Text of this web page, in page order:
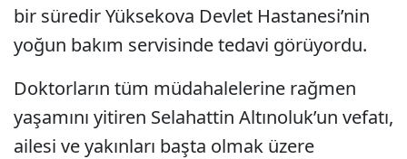
bir süredir Yüksekova Devlet Hastanesi’nin
yoğun bakım servisinde tedavi görüyordu.
Doktorların tüm müdahalelerine rağmen
yaşamını yitiren Selahattin Altınoluk’un vefatı,
ailesi ve yakınları başta olmak üzere